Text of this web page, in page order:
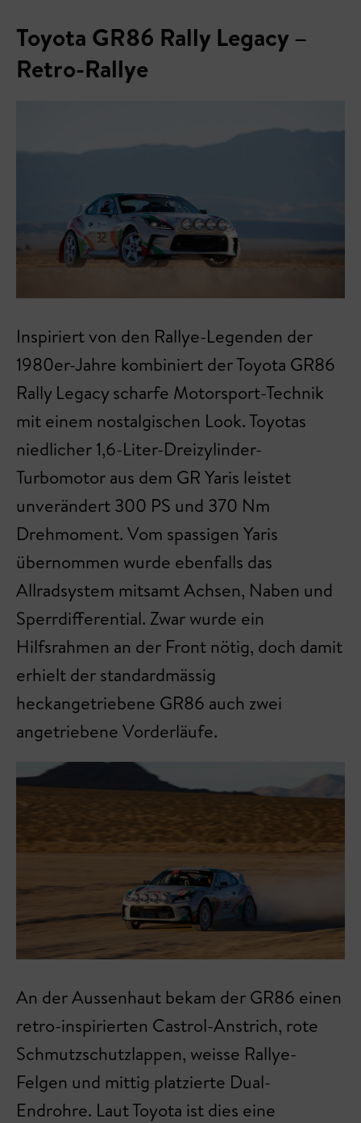
Toyota GR86 Rally Legacy –
Retro-Rallye
Inspiriert von den Rallye-Legenden der
1980er-Jahre kombiniert der Toyota GR86
Rally Legacy scharfe Motorsport-Technik
mit einem nostalgischen Look. Toyotas
niedlicher 1,6-Liter-Dreizylinder-
Turbomotor aus dem GR Yaris leistet
unverändert 300 PS und 370 Nm
Drehmoment. Vom spassigen Yaris
übernommen wurde ebenfalls das
Allradsystem mitsamt Achsen, Naben und
Sperrdifferential. Zwar wurde ein
Hilfsrahmen an der Front nötig, doch damit
erhielt der standardmässig
heckangetriebene GR86 auch zwei
angetriebene Vorderläufe.
An der Aussenhaut bekam der GR86 einen
retro-inspirierten Castrol-Anstrich, rote
Schmutzschutzlappen, weisse Rallye-
Felgen und mittig platzierte Dual-
Endrohre. Laut Toyota ist dies eine